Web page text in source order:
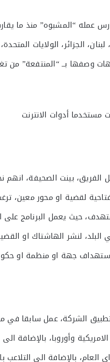
عمله “المشبوه” منذ ما
الجزائر، الولايات
وصفها بــ “المنتفعة” من
مستخدما أدوات الانترنت
بينت الصحيفة، انهم
لقضية او محور معين،
حيث يعمل البرنامج على
لنشر الهاشتاك او
جهة او منظمة او
الشركة، عمل سابقا في
وأوروبا، بالإضافة
العام، بالإضافة الى